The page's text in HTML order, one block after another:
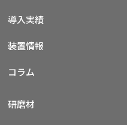
導入実績
装置情報
コラム
研磨材